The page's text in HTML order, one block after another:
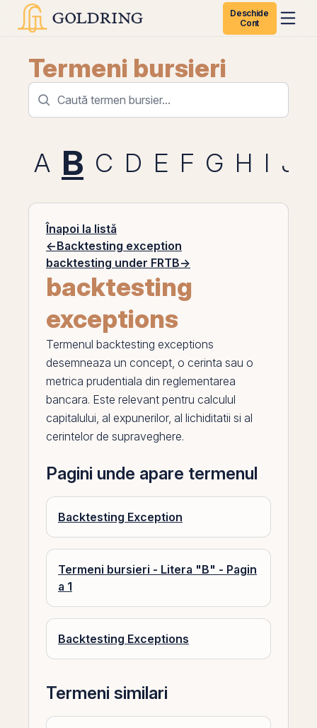
Deschide
Cont
Termeni bursieri
A B C D E F G H I J
Înapoi la listă
←Backtesting exception
backtesting under FRTB→
backtesting
exceptions
Termenul backtesting exceptions
desemneaza un concept, o cerinta sau o
metrica prudentiala din reglementarea
bancara. Este relevant pentru calculul
capitalului, al expunerilor, al lichiditatii si al
cerintelor de supraveghere.
Pagini unde apare termenul
Backtesting Exception
Termeni bursieri - Litera "B" - Pagin
a 1
Backtesting Exceptions
Termeni similari